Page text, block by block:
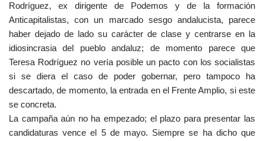
Rodríguez, ex dirigente de Podemos y de la formación
Anticapitalistas, con un marcado sesgo andalucista, parece
haber dejado de lado su carácter de clase y centrarse en la
idiosincrasia del pueblo andaluz; de momento parece que
Teresa Rodríguez no vería posible un pacto con los socialistas
si se diera el caso de poder gobernar, pero tampoco ha
descartado, de momento, la entrada en el Frente Amplio, si este
se concreta.
La campaña aún no ha empezado; el plazo para presentar las
candidaturas vence el 5 de mayo. Siempre se ha dicho que